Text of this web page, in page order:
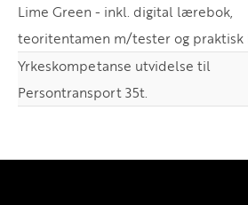
Lime Green - inkl. digital lærebok,
teoritentamen m/tester og praktisk
Yrkeskompetanse utvidelse til
Persontransport 35t.